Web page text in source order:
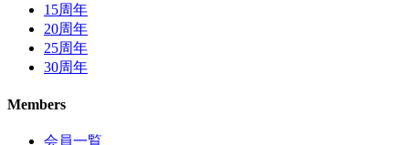
15周年
20周年
25周年
30周年
Members
会員一覧